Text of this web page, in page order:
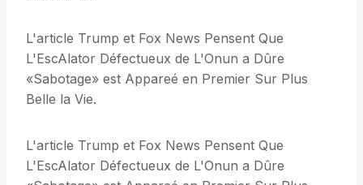
L'article Trump et Fox News Pensent Que
L'EscAlator Défectueux de L'Onun a Dûre
«Sabotage» est Appareé en Premier Sur Plus
Belle la Vie.
L'article Trump et Fox News Pensent Que
L'EscAlator Défectueux de L'Onun a Dûre